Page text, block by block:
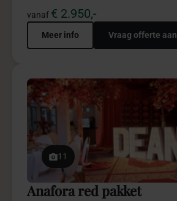
vanaf € 2.950,-
Meer info Vraag offerte aan
11
Anafora red pakket